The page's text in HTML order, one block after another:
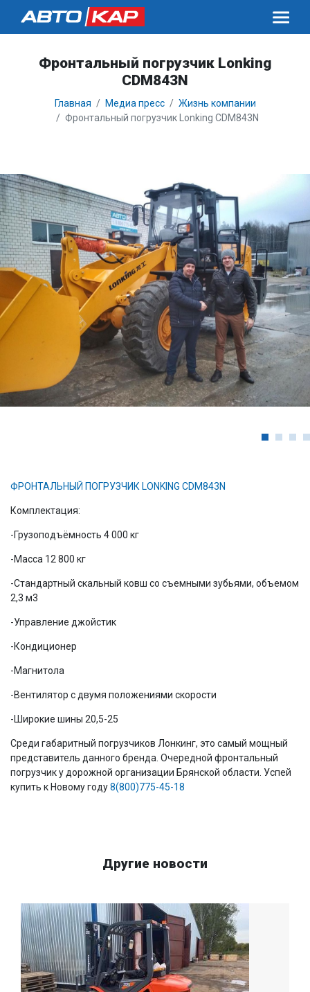
Фронтальный погрузчик Lonking
CDM843N
Главная Медиа пресс
Жизнь компании
Фронтальный погрузчик Lonking CDM843N
ФРОНТАЛЬНЫЙ ПОГРУЗЧИК LONKING CDM843N
Комплектация:
-Грузоподъёмность 4 000 кг
-Масса 12 800 кг
-Стандартный скальный ковш со съемными зубьями, объемом
2,3 м3
-Управление джойстик
-Кондиционер
-Магнитола
-Вентилятор с двумя положениями скорости
-Широкие шины 20,5-25
Среди габаритный погрузчиков Лонкинг, это самый мощный
представитель данного бренда. Очередной фронтальный
погрузчик у дорожной организации Брянской области. Успей
купить к Новому году8(800)775-45-18
Другие новости